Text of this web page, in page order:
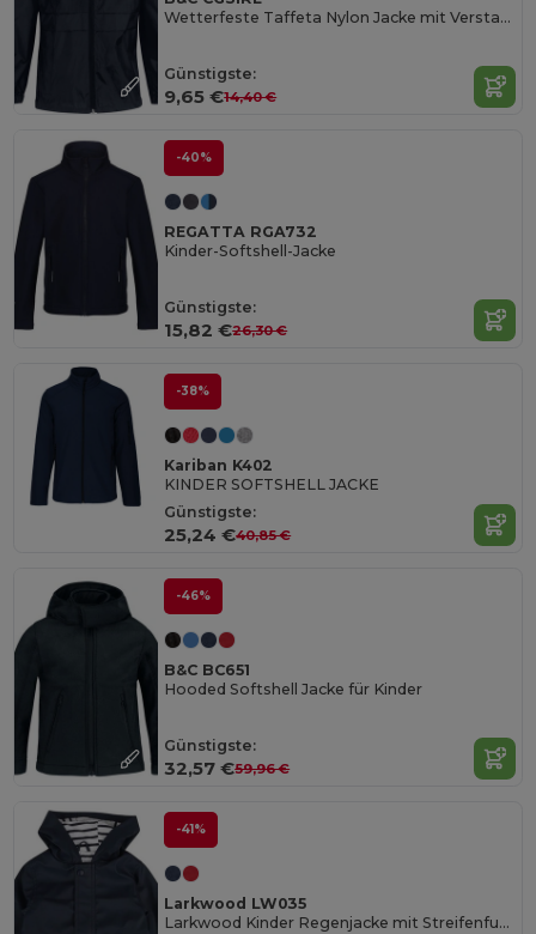
Wetterfeste Taffeta Nylon Jacke mit Verstaubarer Kapuze
Günstigste:
9,65 €14,40 €
-40%
REGATTA RGA732
Kinder-Softshell-Jacke
Günstigste:
15,82 €26,30 €
-38%
Kariban K402
KINDER SOFTSHELL JACKE
Günstigste:
25,24 €40,85 €
-46%
B&C BC651
Hooded Softshell Jacke für Kinder
Günstigste:
32,57 €59,96 €
-41%
Larkwood LW035
Larkwood Kinder Regenjacke mit Streifenfutter